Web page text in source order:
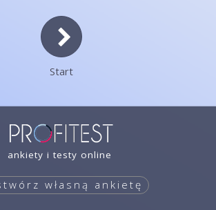
Start
ankiety i testy online
własną ankietę